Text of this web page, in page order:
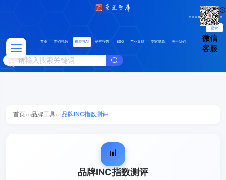
品牌大数据分析管理平台
首页 壹点指数 模型与AI 研究报告 ESG 产业集群 专家资源 关于我们
登录
微信
客服
首页›››品牌工具›››品牌INC指数测评
📊
品牌INC指数测评